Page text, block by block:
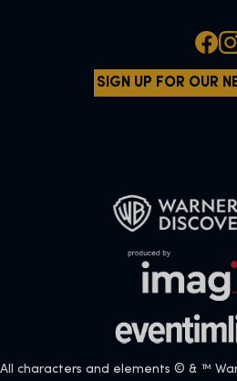
SIGN UP FOR OUR
All characters and elements © & ™